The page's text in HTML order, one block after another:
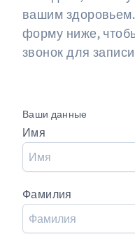
вашим
форму ниже,
звонок для
Ваши данные
Имя
Фамилия